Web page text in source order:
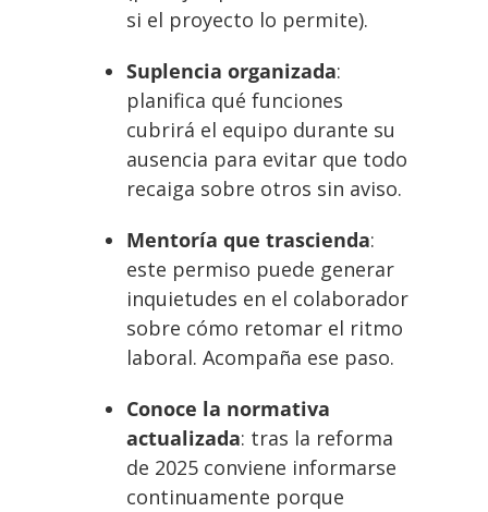
si el proyecto lo permite).
Suplencia organizada:
planifica qué funciones
cubrirá el equipo durante su
ausencia para evitar que todo
recaiga sobre otros sin aviso.
Mentoría que trascienda:
este permiso puede generar
inquietudes en el colaborador
sobre cómo retomar el ritmo
laboral. Acompaña ese paso.
Conoce la normativa
actualizada: tras la reforma
de 2025 conviene informarse
continuamente porque